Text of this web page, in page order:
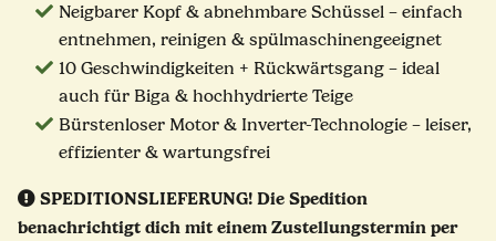
Neigbarer Kopf & abnehmbare Schüssel – einfach
entnehmen, reinigen & spülmaschinengeeignet
10 Geschwindigkeiten + Rückwärtsgang – ideal
auch für Biga & hochhydrierte Teige
Bürstenloser Motor & Inverter-Technologie – leiser,
effizienter & wartungsfrei
SPEDITIONSLIEFERUNG! Die Spedition
benachrichtigt dich mit einem Zustellungstermin per